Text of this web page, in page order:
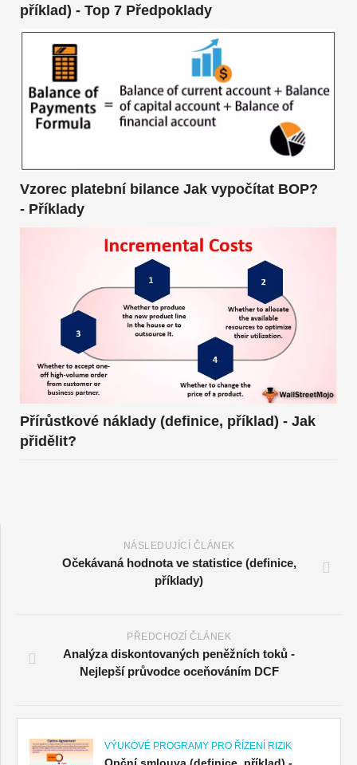
příklad) - Top 7 Předpoklady
Vzorec platební bilance Jak vypočítat BOP?
- Příklady
Přírůstkové náklady (definice, příklad) - Jak
přidělit?
NÁSLEDUJÍCÍ ČLÁNEK
Očekávaná hodnota ve statistice (definice,
příklady)
PŘEDCHOZÍ ČLÁNEK
Analýza diskontovaných peněžních toků -
Nejlepší průvodce oceňováním DCF
VÝUKOVÉ PROGRAMY PRO ŘÍZENÍ RIZIK